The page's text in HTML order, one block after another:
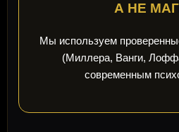
А НЕ
Мы используем
(Миллера, Ванги,
современным